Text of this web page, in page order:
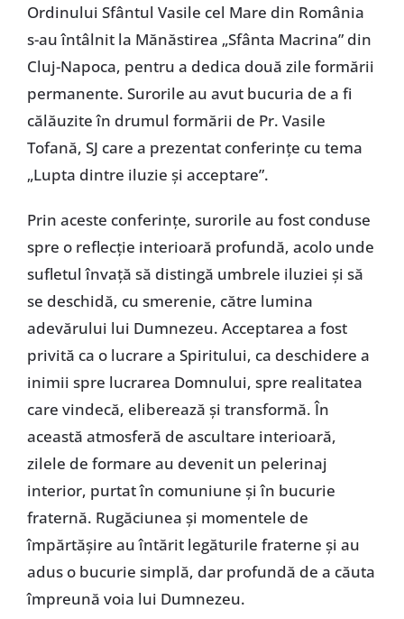
Ordinului Sfântul Vasile cel Mare din România
s-au întâlnit la Mănăstirea „Sfânta Macrina” din
Cluj-Napoca, pentru a dedica două zile formării
permanente. Surorile au avut bucuria de a fi
călăuzite în drumul formării de Pr. Vasile
Tofană, SJ care a prezentat conferințe cu tema
„Lupta dintre iluzie și acceptare”.
Prin aceste conferințe, surorile au fost conduse
spre o reflecție interioară profundă, acolo unde
sufletul învață să distingă umbrele iluziei și să
se deschidă, cu smerenie, către lumina
adevărului lui Dumnezeu. Acceptarea a fost
privită ca o lucrare a Spiritului, ca deschidere a
inimii spre lucrarea Domnului, spre realitatea
care vindecă, eliberează și transformă. În
această atmosferă de ascultare interioară,
zilele de formare au devenit un pelerinaj
interior, purtat în comuniune și în bucurie
fraternă. Rugăciunea și momentele de
împărtășire au întărit legăturile fraterne și au
adus o bucurie simplă, dar profundă de a căuta
împreună voia lui Dumnezeu.